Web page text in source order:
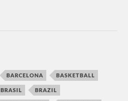
BARCELONA BASKETBALL
BRASIL BRAZIL